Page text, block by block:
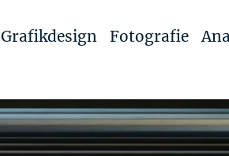
Grafikdesign Fotografie